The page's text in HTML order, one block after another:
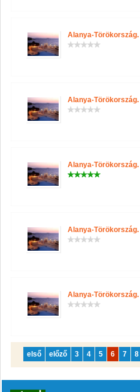
Alanya-Törökország.
Alanya-Törökország.
Alanya-Törökország.
Alanya-Törökország.
Alanya-Törökország.
első előző 3 4 5 6 7 8